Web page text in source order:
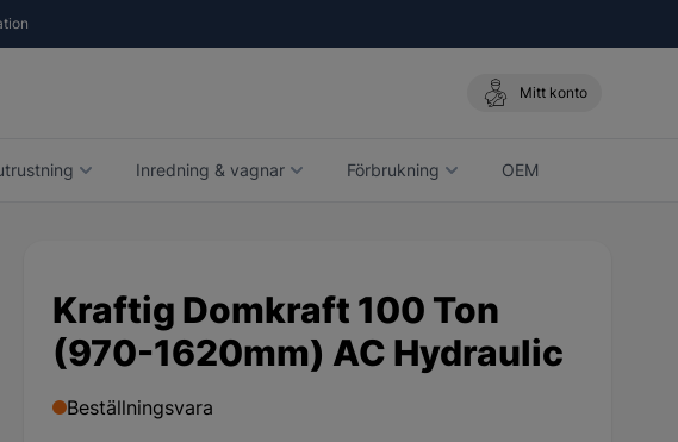
Mitt konto
Inredning & vagnar Förbrukning OEM
Kraftig Domkraft 100 Ton
(970-1620mm) AC Hydraulic
Beställningsvara